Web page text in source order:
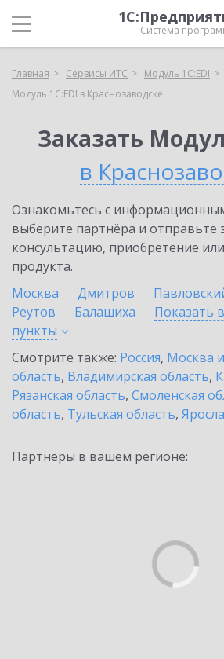
Система
Главная Сервисы ИТС
Модуль 1C:EDI
Модуль 1C:EDI в Краснозаводске
Заказать
в
Ознакомьтесь с
выберите партнёра и отправьте
консультацию, приобретение
продукта.
Москва
Дмитров
Реутов
Балашиха
Показать
пункты
Смотрите также: Россия, Москва
область, Владимирская область,
Рязанская область, Смоленская
область, Тульская область,
Партнеры в вашем регионе: